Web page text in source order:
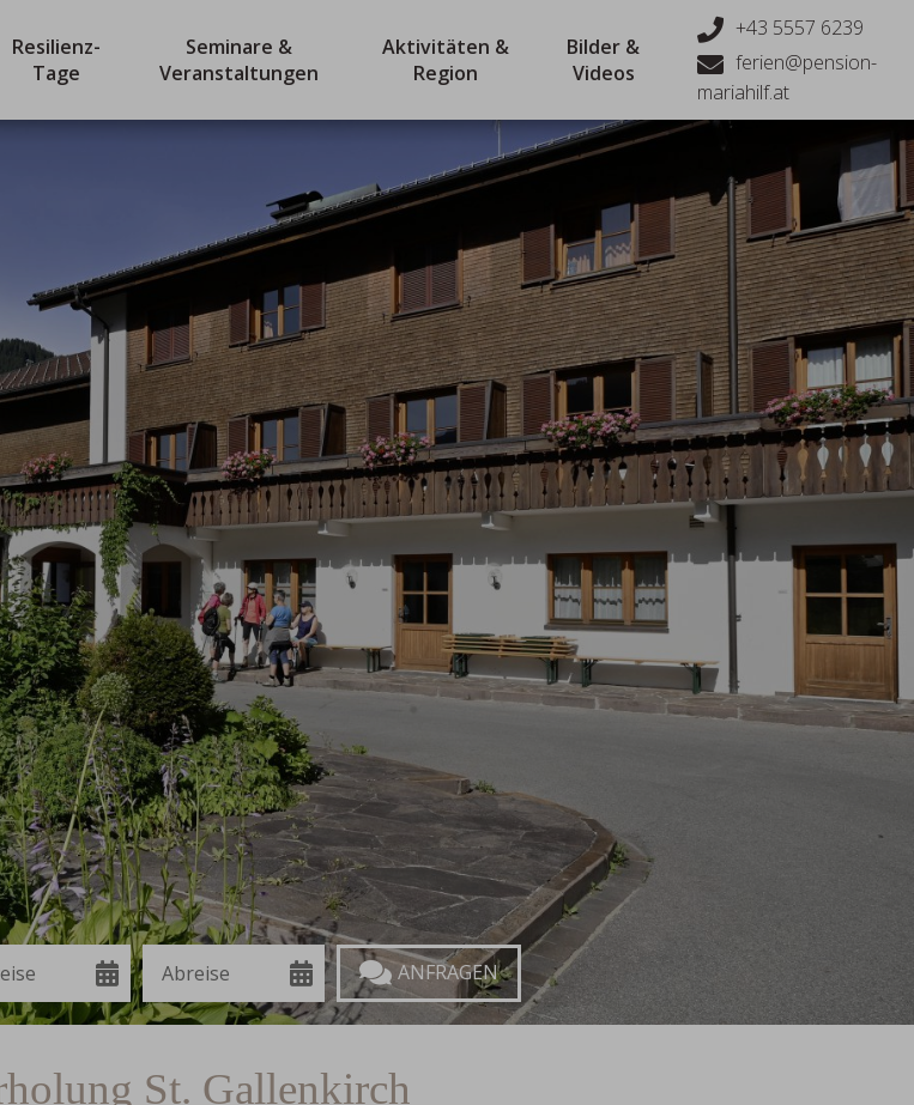
+43 5557 6239
ferien@pension-
mariahilf.at
Resilienz-
Tage
Seminare &
Veranstaltungen
Aktivitäten &
Region
Bilder &
Videos
Abreise Anfragen
St. Gallenkirch